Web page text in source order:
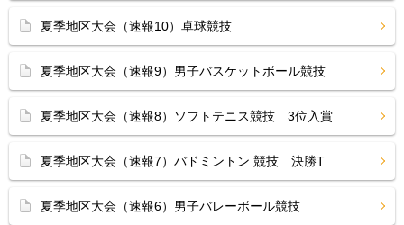
夏季地区大会（速報10）卓球競技
夏季地区大会（速報9）男子バスケットボール競技
夏季地区大会（速報8）ソフトテニス競技 3位入賞
夏季地区大会（速報7）バドミントン 競技 決勝T
夏季地区大会（速報6）男子バレーボール競技